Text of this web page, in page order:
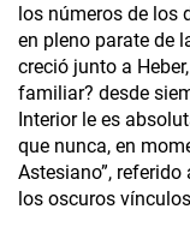
los números de los
en pleno parate de
creció junto a
familiar? desde
Interior le es
que nunca, en
Astesiano”,
los oscuros